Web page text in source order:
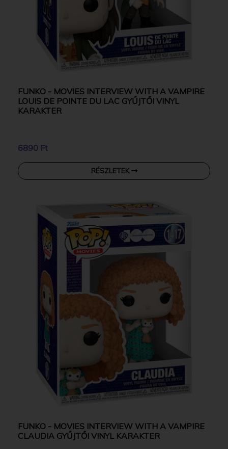
FUNKO - MOVIES INTERVIEW WITH A VAMPIRE
LOUIS DE POINTE DU LAC GYŰJTŐI VINYL
KARAKTER
6890 Ft
RÉSZLETEK
FUNKO - MOVIES INTERVIEW WITH A VAMPIRE
CLAUDIA GYŰJTŐI VINYL KARAKTER